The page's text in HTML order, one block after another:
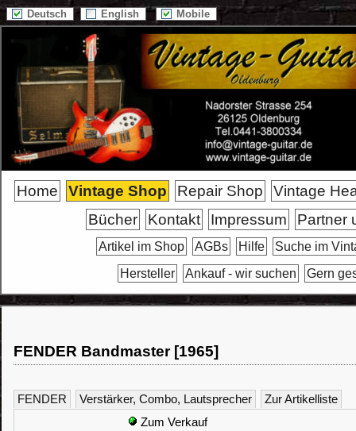
Deutsch English Mobile
Home Vintage Shop Repair Shop
Vintage
Bücher
Kontakt Impressum Partner
Artikel im Shop AGBs Hilfe
Suche im
Hersteller
Ankauf - wir suchen Gern
FENDER Bandmaster [1965]
FENDER Verstärker, Combo, Lautsprecher
Zur Artikelliste
Zum Verkauf